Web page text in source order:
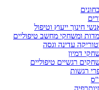
חינוך ייעוץ וטיפול
ומשחקי מחשב טיפוליים
עדינה וגסה
דמיון
רגשיים טיפוליים
רגשות